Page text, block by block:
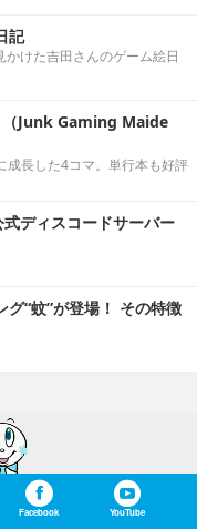
記
けた吉田さんのゲーム絵日
（Junk Gaming Maide
長した4コマ。単行本も好評
ディスコードサーバー
グ“蚊”が登場！ その特徴
Facebook YouTube